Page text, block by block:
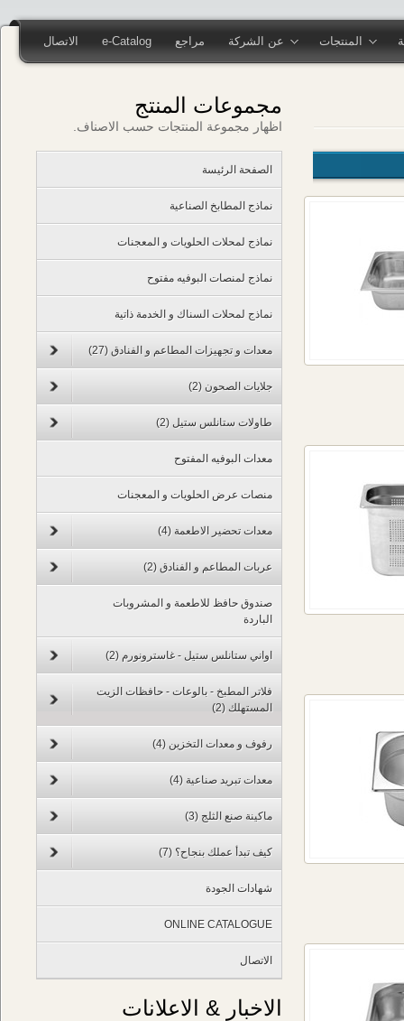
المنتجات عن الشركة مراجع e-Catalog الاتصال
مجموعات المنتج
اظهار مجموعة المنتجات حسب الاصناف.
الصفحة الرئيسة
نماذج المطابخ الصناعية
نماذج لمحلات الحلويات و المعجنات
نماذج لمنصات البوفيه مفتوح
نماذج لمحلات السناك و الخدمة ذاتية
معدات و تجهيزات المطاعم و الفنادق (27)
جلايات الصحون (2)
طاولات ستانلس ستيل (2)
معدات البوفيه المفتوح
منصات عرض الحلويات و المعجنات
معدات تحضير الاطعمة (4)
عربات المطاعم و الفنادق (2)
صندوق حافظ للاطعمة و المشروبات
الباردة
اواني ستانلس ستيل - غاسترونورم (2)
فلاتر المطبخ - بالوعات - حافظات الزيت
المستهلك (2)
رفوف و معدات التخزين (4)
معدات تبريد صناعية (4)
ماكينة صنع الثلج (3)
كيف تبدأ عملك بنجاح؟ (7)
شهادات الجودة
ONLINE CATALOGUE
الاتصال
الاخبار & الاعلانات